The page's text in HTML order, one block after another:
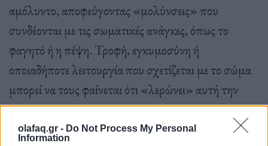
olafaq.gr - Do Not Process My Personal
Information
αμόλυντο, αποφεύγοντας «μολύνσεις» που
συνδέονται με τις σωματικές ανάγκες, όπως το
φαγητό ή η πέψη. Τροφή, εγκυμοσύνη ή
οποιαδήποτε λειτουργία που σχετίζεται με το σώμα
μπορεί να τους φαίνεται ότι «λερώνει» αυτή την
αγνότητα. Υπάρχει συχνά μια φαντασίωση ότι η
απομάκρυνση από αυτές τις ανάγκες θα τους κάνει